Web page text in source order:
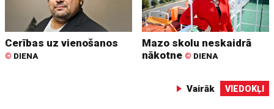
Cerības uz vienošanos
© DIENA
Mazo skolu neskaidrā
nākotne © DIENA
Vairāk VIEDOKĻI